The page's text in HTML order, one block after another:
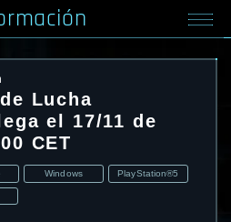
Lucha
el 17/11 de
CET
Windows PlayStation®5